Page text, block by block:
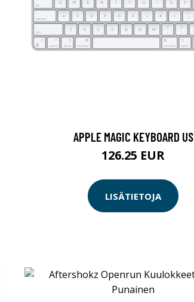
APPLE MAGIC KEYBOARD US
126.25 EUR
LISÄTIETOJA